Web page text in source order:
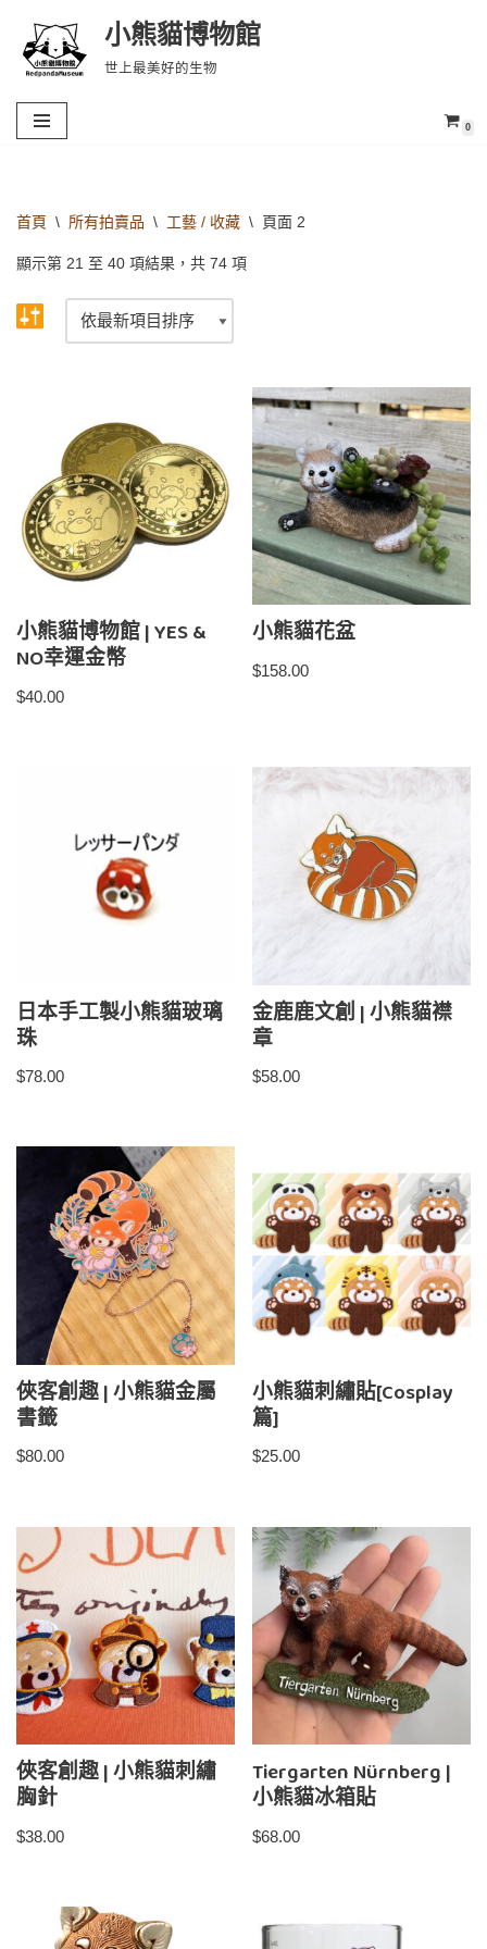
Skip
content
小熊貓博物館
世上最美好的生物
0
首頁 \ 所有拍賣品 \ 工藝 / 收藏 \ 頁面 2
顯示第 21 至 40 項結果，共 74 項
小熊貓博物館 | YES &
NO幸運金幣
$40.00
小熊貓花盆
$158.00
日本手工製小熊貓玻璃
珠
$78.00
金鹿鹿文創 | 小熊貓襟
章
$58.00
俠客創趣 | 小熊貓金屬
書籤
$80.00
小熊貓刺繡貼[Cosplay
篇]
$25.00
俠客創趣 | 小熊貓刺繡
胸針
$38.00
Tiergarten Nürnberg |
小熊貓冰箱貼
$68.00